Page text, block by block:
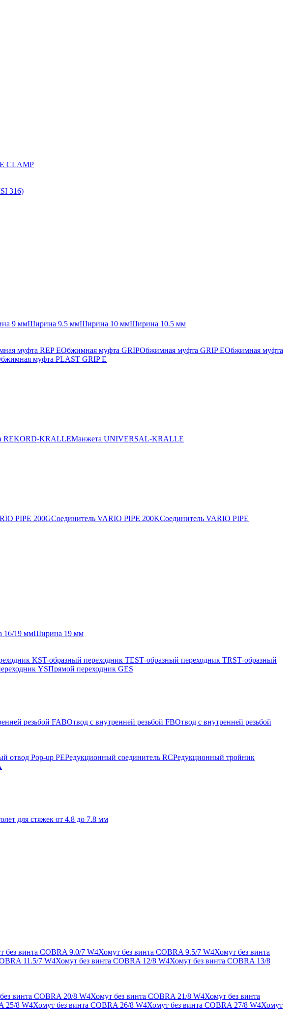
CLAMP
316)
9 ммШирина 9.5 ммШирина 10 ммШирина 10.5 мм
муфта REP EОбжимная муфта GRIPОбжимная муфта GRIP EОбжимная муфта
муфта PLAST GRIP E
REKORD-KRALLEМанжета UNIVERSAL-KRALLE
PIPE 200GСоединитель VARIO PIPE 200KСоединитель VARIO PIPE
16/19 ммШирина 19 мм
KST-образный переходник TESТ-образный переходник TRSТ-образный
YSПрямой переходник GES
резьбой FABОтвод с внутренней резьбой FBОтвод с внутренней резьбой
отвод Pop-up PEРедукционный соединитель RCРедукционный тройник
для стяжек от 4.8 до 7.8 мм
без винта COBRA 9.0/7 W4Хомут без винта COBRA 9.5/7 W4Хомут без винта
11.5/7 W4Хомут без винта COBRA 12/8 W4Хомут без винта COBRA 13/8
винта COBRA 20/8 W4Хомут без винта COBRA 21/8 W4Хомут без винта
25/8 W4Хомут без винта COBRA 26/8 W4Хомут без винта COBRA 27/8 W4Хомут